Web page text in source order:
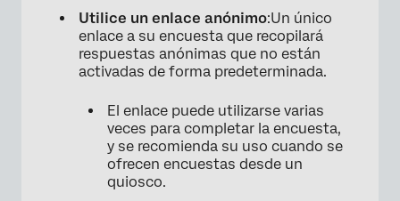
Utilice un enlace anónimo:Un único
enlace a su encuesta que recopilará
respuestas anónimas que no están
activadas de forma predeterminada.
El enlace puede utilizarse varias
veces para completar la encuesta,
y se recomienda su uso cuando se
ofrecen encuestas desde un
quiosco.